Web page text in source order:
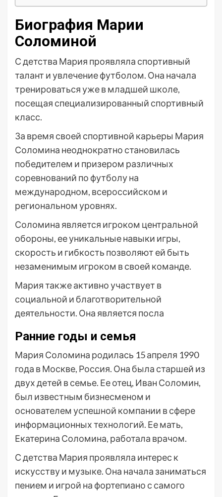
Биография Марии
Соломиной
С детства Мария проявляла спортивный
талант и увлечение футболом. Она начала
тренироваться уже в младшей школе,
посещая специализированный спортивный
класс.
За время своей спортивной карьеры Мария
Соломина неоднократно становилась
победителем и призером различных
соревнований по футболу на
международном, всероссийском и
региональном уровнях.
Соломина является игроком центральной
обороны, ее уникальные навыки игры,
скорость и гибкость позволяют ей быть
незаменимым игроком в своей команде.
Мария также активно участвует в
социальной и благотворительной
деятельности. Она является посла
Ранние годы и семья
Мария Соломина родилась 15 апреля 1990
года в Москве, Россия. Она была старшей из
двух детей в семье. Ее отец, Иван Соломин,
был известным бизнесменом и
основателем успешной компании в сфере
информационных технологий. Ее мать,
Екатерина Соломина, работала врачом.
С детства Мария проявляла интерес к
искусству и музыке. Она начала заниматься
пением и игрой на фортепиано с самого